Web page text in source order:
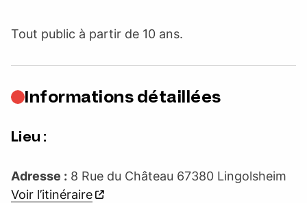
Tout public à partir de 10 ans.
Informations détaillées
Lieu :
Adresse : 8 Rue du Château 67380 Lingolsheim
Voir l’itinéraire